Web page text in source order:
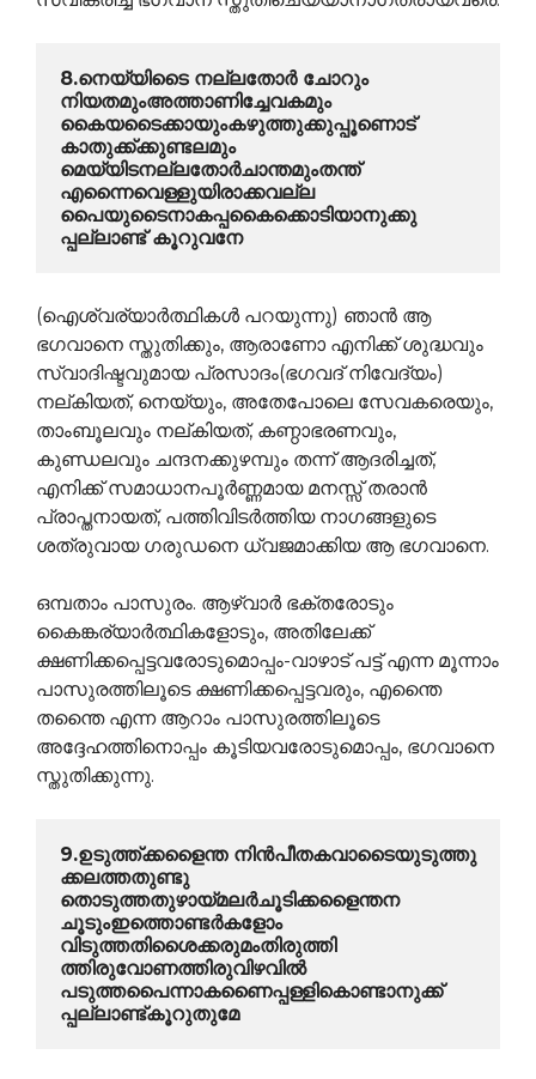
8.നെയ്യിടൈ നല്ലതോര്‍ ചോറും
നിയതമുംഅത്താണിച്ചേവകമും
കൈയടൈക്കായുംകഴുത്തുക്കുപ്പൂണൊട്
കാതുക്ക്ക്കുണ്ടലമും
മെയ്യിടനല്ലതോര്‍ചാന്തമുംതന്ത്
എന്നൈവെള്ളുയിരാക്കവല്ല
പൈയുടൈനാകപ്പകൈക്കൊടിയാനുക്കു
പ്പല്ലാണ്ട് കൂറുവനേ
(ഐശ്വര്യാര്‍ത്ഥികള്‍ പറയുന്നു) ഞാന്‍ ആ
ഭഗവാനെ സ്തുതിക്കും, ആരാണോ എനിക്ക് ശുദ്ധവും
സ്വാദിഷ്ടവുമായ പ്രസാദം(ഭഗവദ് നിവേദ്യം)
നല്കിയത്, നെയ്യും, അതേപോലെ സേവകരെയും,
താംബൂലവും നല്കിയത്, കണ്ഠാഭരണവും,
കുണ്ഡലവും ചന്ദനക്കുഴമ്പും തന്ന് ആദരിച്ചത്,
എനിക്ക് സമാധാനപൂര്‍ണ്ണമായ മനസ്സ് തരാന്‍
പ്രാപ്തനായത്, പത്തിവിടര്‍ത്തിയ നാഗങ്ങളുടെ
ശത്രുവായ ഗരുഡനെ ധ്വജമാക്കിയ ആ ഭഗവാനെ.
ഒമ്പതാം പാസുരം. ആഴ്വാര്‍ ഭക്തരോടും
കൈങ്കര്യാര്‍ത്ഥികളോടും, അതിലേക്ക്
ക്ഷണിക്കപ്പെട്ടവരോടുമൊപ്പം-വാഴാട് പട്ട് എന്ന മൂന്നാം
പാസുരത്തിലൂടെ ക്ഷണിക്കപ്പെട്ടവരും, എന്തൈ
തന്തൈ എന്ന ആറാം പാസുരത്തിലൂടെ
അദ്ദേഹത്തിനൊപ്പം കൂടിയവരോടുമൊപ്പം, ഭഗവാനെ
സ്തുതിക്കുന്നു.
9.ഉടുത്ത്ക്കളൈന്ത നിന്‍പീതകവാടൈയുടുത്തു
ക്കലത്തതുണ്ടു
തൊടുത്തതുഴായ്മലര്‍ചൂടിക്കളൈന്തന
ചൂടുംഇത്തൊണ്ടര്‍കളോം
വിടുത്തതിശൈക്കരുമംതിരുത്തി
ത്തിരുവോണത്തിരുവിഴവില്‍
പടുത്തപൈന്നാകണൈപ്പള്ളികൊണ്ടാനുക്ക്
പ്പല്ലാണ്ട്കൂറുതുമേ